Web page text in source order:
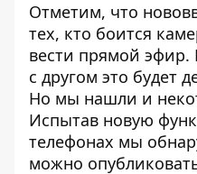
Отметим, что
тех, кто боится
вести прямой эфир.
с другом это будет
Но мы нашли и
Испытав новую
телефонах мы
можно